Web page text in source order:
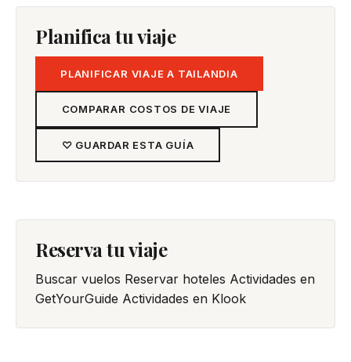
Planifica tu viaje
PLANIFICAR VIAJE A TAILANDIA
COMPARAR COSTOS DE VIAJE
♡ GUARDAR ESTA GUÍA
Reserva tu viaje
Buscar vuelos Reservar hoteles Actividades en
GetYourGuide Actividades en Klook